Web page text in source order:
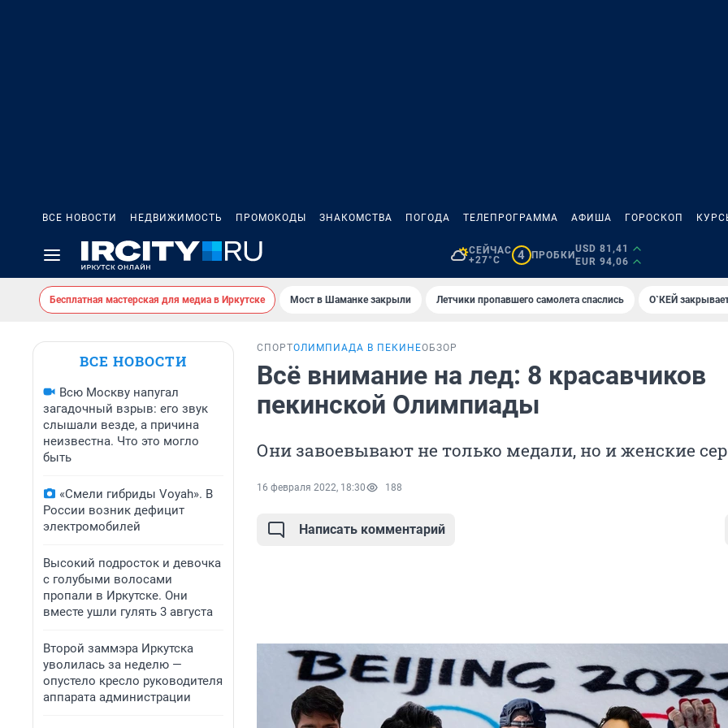
ВСЕ НОВОСТИ НЕДВИЖИМОСТЬ ПРОМОКОДЫ ЗНАКОМСТВА ПОГОДА ТЕЛЕПРОГРАММА АФИША ГОРОСКОП
СЕЙЧАС
+27°C
4 ПРОБКИ
USD 81,41
EUR 94,06
Бесплатная мастерская для медиа в Иркутске Мост в Шаманке закрыли Летчики пропавшего самолета спаслись О`КЕЙ
ВСЕ НОВОСТИ
Всю Москву напугал
загадочный взрыв: его звук
слышали везде, а причина
неизвестна. Что это могло
быть
«Смели гибриды Voyah». В
России возник дефицит
электромобилей
Высокий подросток и девочка
с голубыми волосами
пропали в Иркутске. Они
вместе ушли гулять 3 августа
Второй заммэра Иркутска
уволилась за неделю —
опустело кресло руководителя
аппарата администрации
СПОРТОЛИМПИАДА В ПЕКИНЕОБЗОР
Всё внимание на лед: 8 красавчиков
пекинской Олимпиады
Они завоевывают не только медали, но и женские
16 февраля 2022, 18:30 188
Написать комментарий